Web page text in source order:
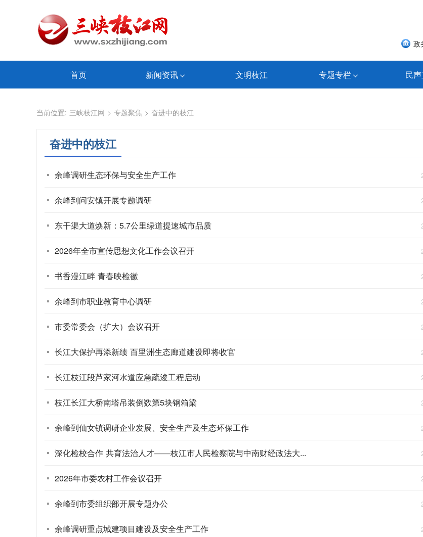
政
首页 新闻资讯 文明枝江 专题专栏 民
当前位置: 三峡枝江网 > 专题聚焦 > 奋进中的枝江
奋进中的枝江
余峰调研生态环保与安全生产工作
余峰到问安镇开展专题调研
东干渠大道焕新：5.7公里绿道提速城市品质
2026年全市宣传思想文化工作会议召开
书香漫江畔 青春映检徽
余峰到市职业教育中心调研
市委常委会（扩大）会议召开
长江大保护再添新绩 百里洲生态廊道建设即将收官
长江枝江段芦家河水道应急疏浚工程启动
枝江长江大桥南塔吊装倒数第5块钢箱梁
余峰到仙女镇调研企业发展、安全生产及生态环保工作
深化检校合作 共育法治人才——枝江市人民检察院与中南财经政法大...
2026年市委农村工作会议召开
余峰到市委组织部开展专题办公
余峰调研重点城建项目建设及安全生产工作